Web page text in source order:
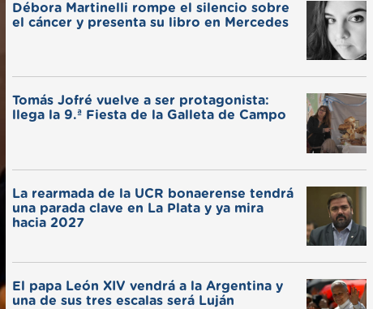
Débora Martinelli rompe el silencio sobre
el cáncer y presenta su libro en Mercedes
Tomás Jofré vuelve a ser protagonista:
llega la 9.ª Fiesta de la Galleta de Campo
La rearmada de la UCR bonaerense tendrá
una parada clave en La Plata y ya mira
hacia 2027
El papa León XIV vendrá a la Argentina y
una de sus tres escalas será Luján